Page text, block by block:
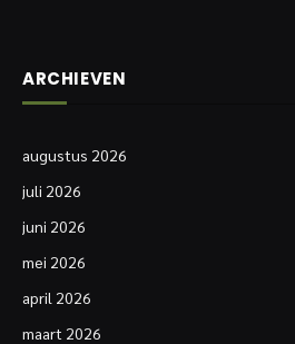
ARCHIEVEN
augustus 2026
juli 2026
juni 2026
mei 2026
april 2026
maart 2026